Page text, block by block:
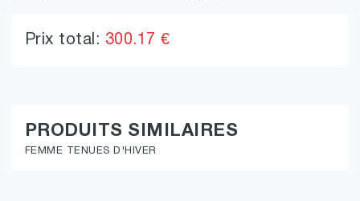
Prix total: 300.17 €
PRODUITS SIMILAIRES
FEMME TENUES D'HIVER